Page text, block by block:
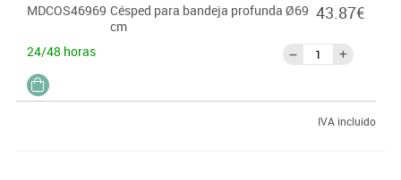
MDCOS46969 Césped para bandeja profunda Ø69
cm
24/48 horas
43.87€
IVA incluido